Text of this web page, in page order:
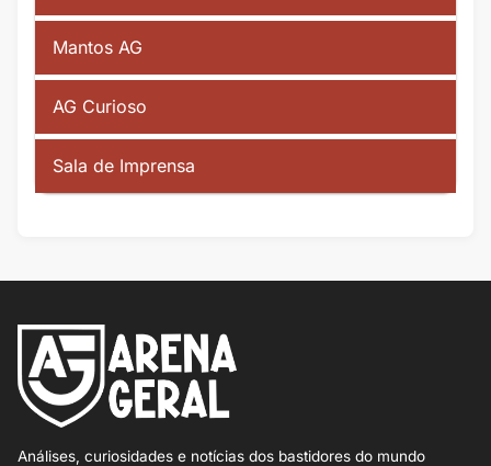
Mantos AG
AG Curioso
Sala de Imprensa
Análises, curiosidades e notícias dos bastidores do mundo